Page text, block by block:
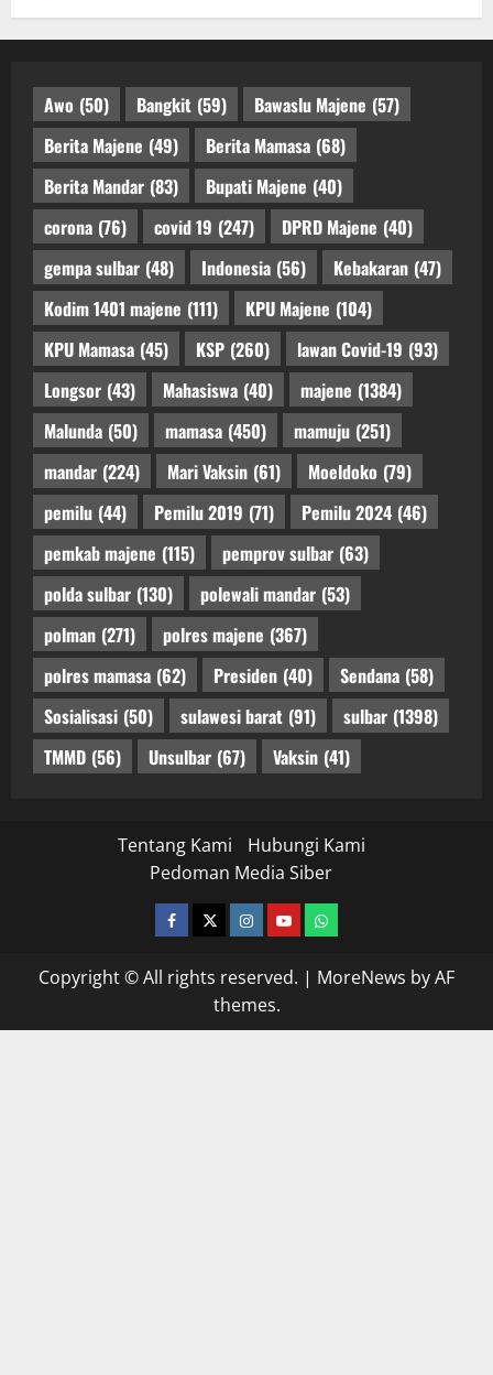
Awo (50) Bangkit (59) Bawaslu Majene (57)
Berita Majene (49) Berita Mamasa (68)
Berita Mandar (83) Bupati Majene (40)
corona (76) covid 19 (247) DPRD Majene (40)
gempa sulbar (48) Indonesia (56) Kebakaran (47)
Kodim 1401 majene (111) KPU Majene (104)
KPU Mamasa (45) KSP (260) lawan Covid-19 (93)
Longsor (43) Mahasiswa (40) majene (1384)
Malunda (50) mamasa (450) mamuju (251)
mandar (224) Mari Vaksin (61) Moeldoko (79)
pemilu (44) Pemilu 2019 (71) Pemilu 2024 (46)
pemkab majene (115) pemprov sulbar (63)
polda sulbar (130) polewali mandar (53)
polman (271) polres majene (367)
polres mamasa (62) Presiden (40) Sendana (58)
Sosialisasi (50) sulawesi barat (91) sulbar (1398)
TMMD (56) Unsulbar (67) Vaksin (41)
Tentang Kami
Hubungi Kami
Pedoman Media Siber
facebooktwitterinstagram.com
youtubewhatsapp
Copyright © All rights reserved. | MoreNews by AF
themes.